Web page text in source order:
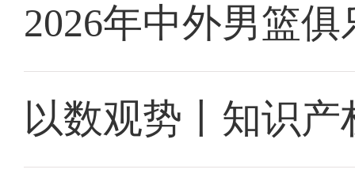
2026年中外男篮
以数观势丨知识